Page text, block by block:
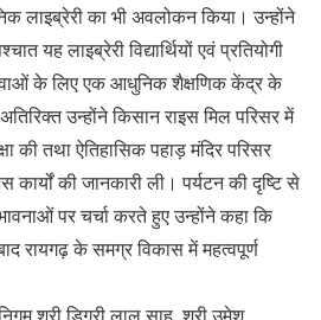
लाइब्रेरी का भी अवलोकन किया। उन्होंने
यह लाइब्रेरी विद्यार्थियों एवं प्रतियोगी
के लिए एक आधुनिक शैक्षणिक केंद्र के
उन्होंने किसान राइस मिल परिसर में
की तथा ऐतिहासिक पहाड़ मंदिर परिसर
कार्यों की जानकारी ली। पर्यटन की दृष्टि से
पर चर्चा करते हुए उन्होंने कहा कि
रायगढ़ के समग्र विकास में महत्वपूर्ण
श्री डिग्री लाल साहू, श्री उमेश